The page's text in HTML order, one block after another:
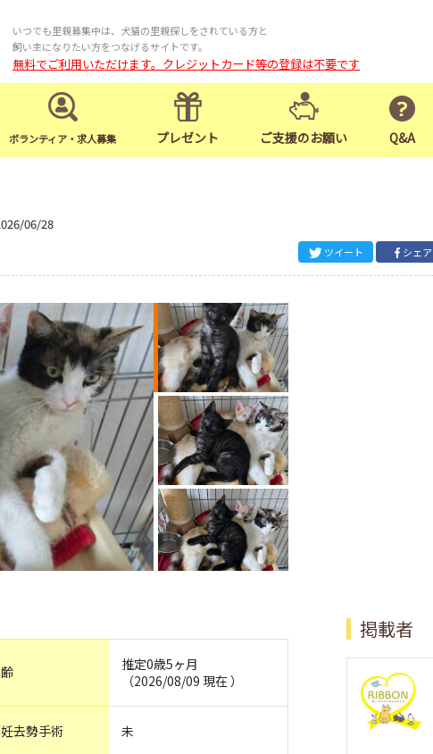
いつでも里親募集中は、犬猫の里親探しをされている方と
飼い主になりたい方をつなげるサイトです。
無料でご利用いただけます。クレジットカード等の登録は不要です
ボランティア・求人募集 プレゼント ご支援のお願い Q&A
06/28
ツイート シェア
推定0歳5ヶ月
（2026/08/09 現在 ）
去勢手術 未
掲載者